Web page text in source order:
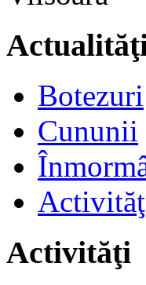
Botezuri
Cununii
Activităţi